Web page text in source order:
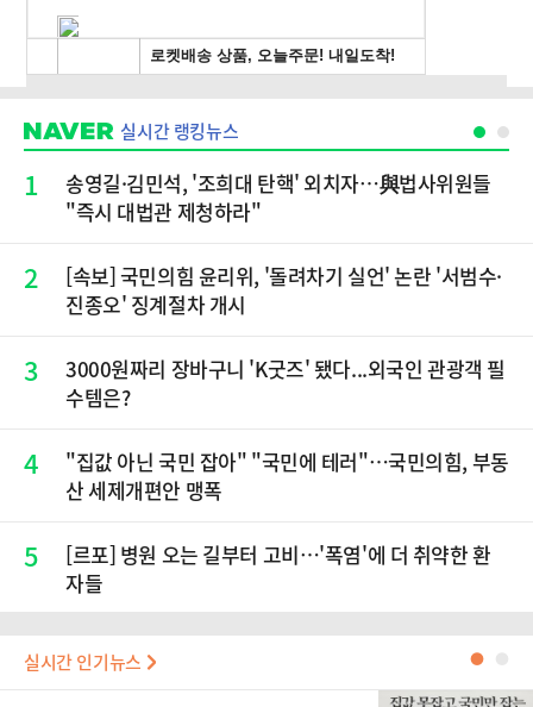
실시간 랭킹뉴스
1
송영길·김민석, '조희대 탄핵' 외치자…與법사위원들
"즉시 대법관 제청하라"
2
[속보] 국민의힘 윤리위, '돌려차기 실언' 논란 '서범수·
진종오' 징계절차 개시
3
3000원짜리 장바구니 'K굿즈' 됐다...외국인 관광객 필
수템은?
4
"집값 아닌 국민 잡아" "국민에 테러"…국민의힘, 부동
산 세제개편안 맹폭
5
[르포] 병원 오는 길부터 고비…'폭염'에 더 취약한 환
자들
실시간 인기뉴스 ●